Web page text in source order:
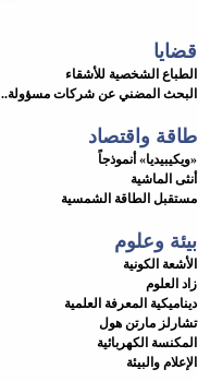
قضايا
الطباع الشخصية للأشقاء
البحث المضني عن شركات مسؤولة..
طاقة واقتصاد
«ويكيبيديا» أنموذجاً
أنثى الماشية
مستقبل الطاقة الشمسية
بيئة وعلوم
الأشعة الكونية
زاد العلوم
ديناميكية المعرفة العلمية
تشارلز مارتن هول
المكنسة الكهربائية
الإعلام والبيئة